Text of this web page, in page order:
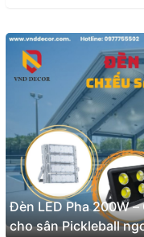
Đèn LED Pha 200W
cho sân Pickleball